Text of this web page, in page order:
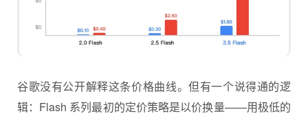
谷歌没有公开解释这条价格曲线。但有一个说得通的逻
辑：Flash 系列最初的定价策略是以价换量——用极低的